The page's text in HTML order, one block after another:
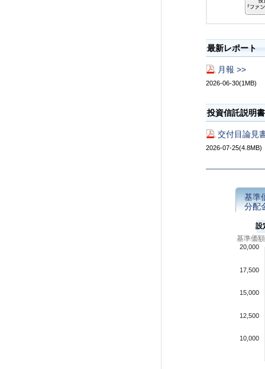
最新レポート
月報 >>
2026-06-30(1MB)
投資信託説明書
交付目論見
2026-07-25(4.8MB)
基準
分配
設
基準価
10,000
12,500
15,000
17,500
20,000